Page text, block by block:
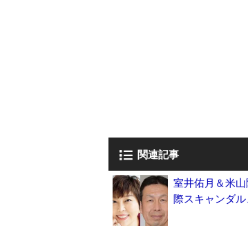
関連記事
室井佑月＆米
際スキャンダ